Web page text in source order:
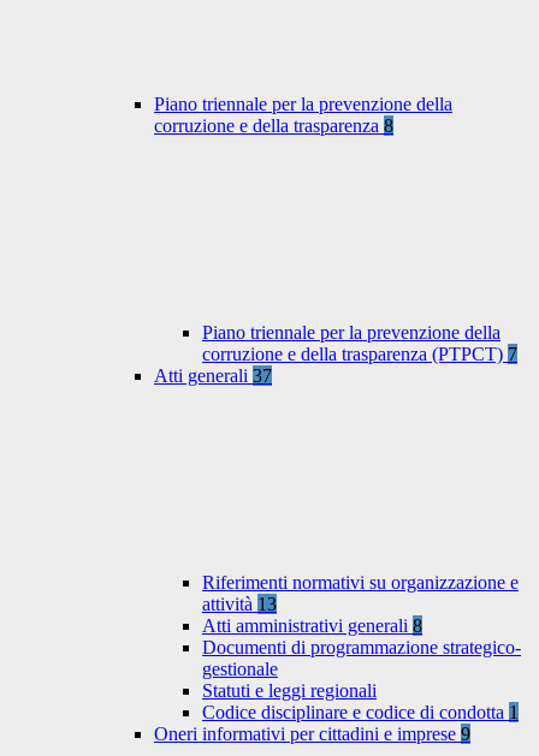
Piano triennale per la prevenzione della
corruzione e della trasparenza 8
Piano triennale per la prevenzione della
corruzione e della trasparenza (PTPCT) 7
Atti generali 37
Riferimenti normativi su organizzazione e
attività 13
Atti amministrativi generali 8
Documenti di programmazione strategico-
gestionale
Statuti e leggi regionali
Codice disciplinare e codice di condotta 1
Oneri informativi per cittadini e imprese 9